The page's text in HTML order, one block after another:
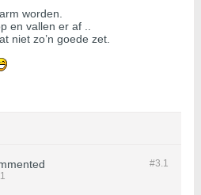
worden.
en vallen er af ..
niet zo’n goede zet.
#3.1